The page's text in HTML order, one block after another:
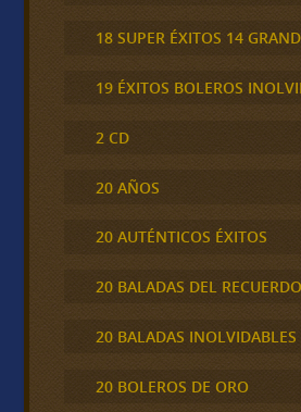
18 SUPER ÉXITOS 14
19 ÉXITOS BOLEROS
2 CD
20 AÑOS
20 AUTÉNTICOS ÉXITOS
20 BALADAS DEL RECUERDO
20 BALADAS INOLVIDABLES
20 BOLEROS DE ORO